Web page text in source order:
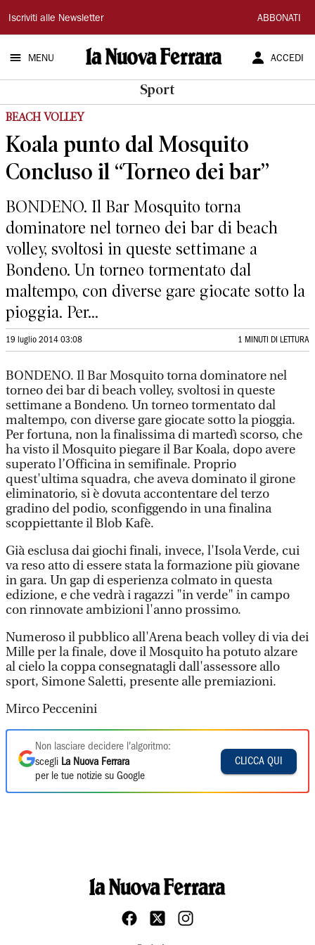
La
Nuova
Ferrara
Iscriviti alle Newsletter ABBONATI
MENU ACCEDI
Sport
BEACH VOLLEY
Koala punto dal Mosquito
Concluso il “Torneo dei bar”
BONDENO. Il Bar Mosquito torna
dominatore nel torneo dei bar di beach
volley, svoltosi in queste settimane a
Bondeno. Un torneo tormentato dal
maltempo, con diverse gare giocate sotto la
pioggia. Per...
19 luglio 2014 03:08 1 MINUTI DI LETTURA
BONDENO. Il Bar Mosquito torna dominatore nel
torneo dei bar di beach volley, svoltosi in queste
settimane a Bondeno. Un torneo tormentato dal
maltempo, con diverse gare giocate sotto la pioggia.
Per fortuna, non la finalissima di martedì scorso, che
ha visto il Mosquito piegare il Bar Koala, dopo avere
superato l’Officina in semifinale. Proprio
quest'ultima squadra, che aveva dominato il girone
eliminatorio, si è dovuta accontentare del terzo
gradino del podio, sconfiggendo in una finalina
scoppiettante il Blob Kafè.
Già esclusa dai giochi finali, invece, l'Isola Verde, cui
va reso atto di essere stata la formazione più giovane
in gara. Un gap di esperienza colmato in questa
edizione, e che vedrà i ragazzi "in verde" in campo
con rinnovate ambizioni l'anno prossimo.
Numeroso il pubblico all'Arena beach volley di via dei
Mille per la finale, dove il Mosquito ha potuto alzare
al cielo la coppa consegnatagli dall'assessore allo
sport, Simone Saletti, presente alle premiazioni.
Mirco Peccenini
Non lasciare decidere l'algoritmo:
scegli La Nuova Ferrara
per le tue notizie su Google
CLICCA QUI